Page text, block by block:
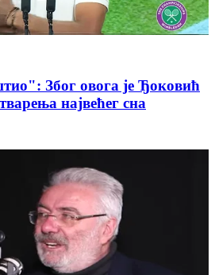
Због овога је Ђоковић
највећег сна